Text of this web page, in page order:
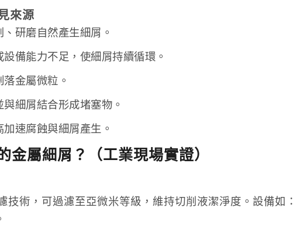
來源
研磨自然產生細屑。
設備能力不足，使細屑持續循環。
金屬微粒。
細屑結合形成堵塞物。
速腐蝕與細屑產生。
金屬細屑？（工業現場實證）
技術，可過濾至亞微米等級，維持切削液潔淨度。設備如：